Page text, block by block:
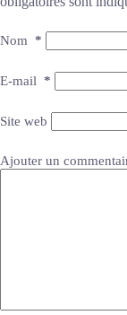
Nom *
E-mail *
Site web
Ajouter un